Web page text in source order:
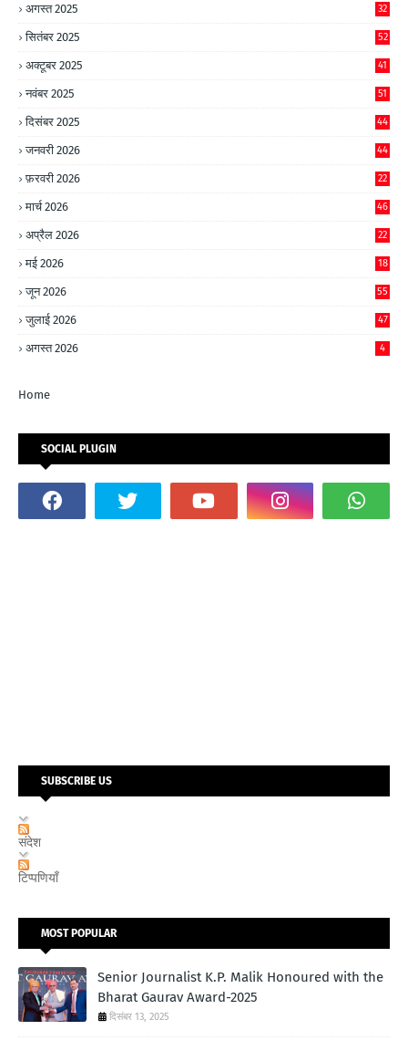
अगस्त 2025 32
सितंबर 2025 52
अक्टूबर 2025 41
नवंबर 2025 51
दिसंबर 2025 44
जनवरी 2026 44
फ़रवरी 2026 22
मार्च 2026 46
अप्रैल 2026 22
मई 2026 18
जून 2026 55
जुलाई 2026 47
अगस्त 2026 4
Home
SOCIAL PLUGIN
SUBSCRIBE US
संदेश
टिप्पणियाँ
MOST POPULAR
Senior Journalist K.P. Malik Honoured with the
Bharat Gaurav Award-2025
दिसंबर 13, 2025